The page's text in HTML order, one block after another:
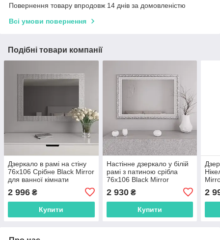
Повернення товару впродовж 14 днів за домовленістю
Всі умови повернення
Подібні товари компанії
Дзеркало в рамі на стіну
76х106 Срібне Black Mirror
для ванної кімнати
2 996 ₴
Купити
Настінне дзеркало у білій
рамі з патиною срібла
76х106 Black Mirror
кімнату
2 930₴
Купити
2